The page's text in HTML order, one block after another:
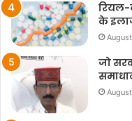
रियल-
के
जो